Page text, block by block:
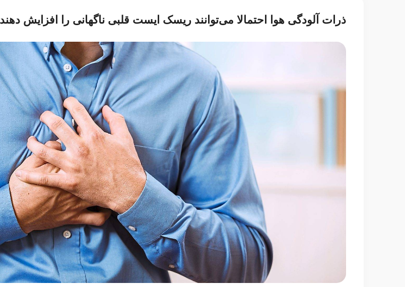
ذرات آلودگی هوا احتمالا می‌توانند ریسک ایست قلبی ناگهانی را افزایش دهند